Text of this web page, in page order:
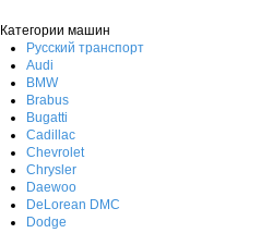
Категории машин
Русский транспорт
Audi
BMW
Brabus
Bugatti
Cadillac
Chevrolet
Chrysler
Daewoo
DeLorean DMC
Dodge